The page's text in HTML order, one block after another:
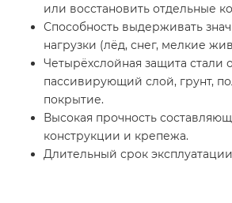
или восстановить отдельные
Способность выдерживать
нагрузки (лёд, снег, мелкие
Четырёхслойная защита стали
пассивирующий слой, грунт,
покрытие.
Высокая прочность
конструкции и крепежа.
Длительный срок